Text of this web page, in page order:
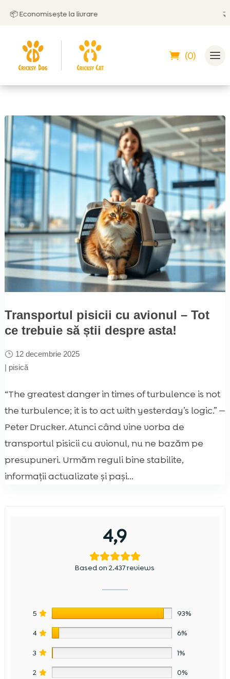
Economisește la livrare
(0)
Transportul pisicii cu avionul – Tot
ce trebuie să știi despre asta!
12 decembrie 2025
| pisică
“The greatest danger in times of turbulence is not
the turbulence; it is to act with yesterday’s logic.” —
Peter Drucker. Atunci când vine vorba de
transportul pisicii cu avionul, nu ne bazăm pe
presupuneri. Urmăm reguli bine stabilite,
informații actualizate și pași...
4,9
Based on 2.437 reviews
5 93%
4 6%
3 1%
2 0%